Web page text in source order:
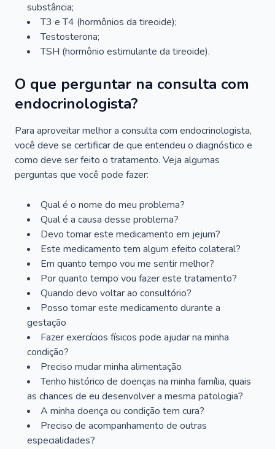
substância;
T3 e T4 (hormônios da tireoide);
Testosterona;
TSH (hormônio estimulante da tireoide).
O que perguntar na consulta com
endocrinologista?
Para aproveitar melhor a consulta com endocrinologista,
você deve se certificar de que entendeu o diagnóstico e
como deve ser feito o tratamento. Veja algumas
perguntas que você pode fazer:
Qual é o nome do meu problema?
Qual é a causa desse problema?
Devo tomar este medicamento em jejum?
Este medicamento tem algum efeito colateral?
Em quanto tempo vou me sentir melhor?
Por quanto tempo vou fazer este tratamento?
Quando devo voltar ao consultório?
Posso tomar este medicamento durante a
gestação
Fazer exercícios físicos pode ajudar na minha
condição?
Preciso mudar minha alimentação
Tenho histórico de doenças na minha família, quais
as chances de eu desenvolver a mesma patologia?
A minha doença ou condição tem cura?
Preciso de acompanhamento de outras
especialidades?